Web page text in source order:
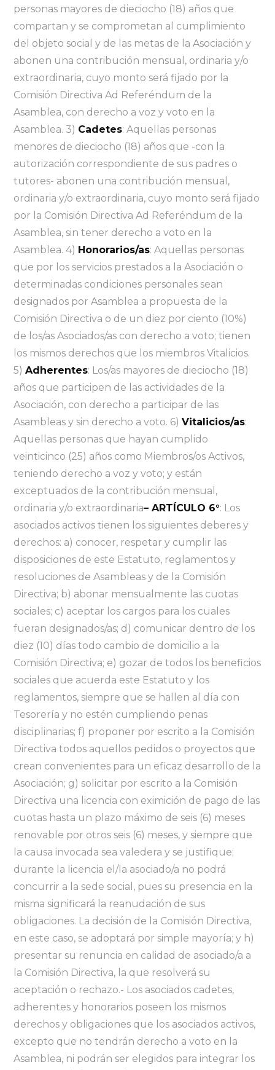
personas mayores de dieciocho (18) años que
compartan y se comprometan al cumplimiento
del objeto social y de las metas de la Asociación y
abonen una contribución mensual, ordinaria y/o
extraordinaria, cuyo monto será fijado por la
Comisión Directiva Ad Referéndum de la
Asamblea, con derecho a voz y voto en la
Asamblea. 3) Cadetes: Aquellas personas
menores de dieciocho (18) años que -con la
autorización correspondiente de sus padres o
tutores- abonen una contribución mensual,
ordinaria y/o extraordinaria, cuyo monto será fijado
por la Comisión Directiva Ad Referéndum de la
Asamblea, sin tener derecho a voto en la
Asamblea. 4) Honorarios/as: Aquellas personas
que por los servicios prestados a la Asociación o
determinadas condiciones personales sean
designados por Asamblea a propuesta de la
Comisión Directiva o de un diez por ciento (10%)
de los/as Asociados/as con derecho a voto; tienen
los mismos derechos que los miembros Vitalicios.
5)Adherentes: Los/as mayores de dieciocho (18)
años que participen de las actividades de la
Asociación, con derecho a participar de las
Asambleas y sin derecho a voto. 6)Vitalicios/as:
Aquellas personas que hayan cumplido
veinticinco (25) años como Miembros/os Activos,
teniendo derecho a voz y voto; y están
exceptuados de la contribución mensual,
ordinaria y/o extraordinaria– ARTÍCULO 6°: Los
asociados activos tienen los siguientes deberes y
derechos: a) conocer, respetar y cumplir las
disposiciones de este Estatuto, reglamentos y
resoluciones de Asambleas y de la Comisión
Directiva; b) abonar mensualmente las cuotas
sociales; c) aceptar los cargos para los cuales
fueran designados/as; d) comunicar dentro de los
diez (10) días todo cambio de domicilio a la
Comisión Directiva; e) gozar de todos los beneficios
sociales que acuerda este Estatuto y los
reglamentos, siempre que se hallen al día con
Tesorería y no estén cumpliendo penas
disciplinarias; f) proponer por escrito a la Comisión
Directiva todos aquellos pedidos o proyectos que
crean convenientes para un eficaz desarrollo de la
Asociación; g) solicitar por escrito a la Comisión
Directiva una licencia con eximición de pago de las
cuotas hasta un plazo máximo de seis (6) meses
renovable por otros seis (6) meses, y siempre que
la causa invocada sea valedera y se justifique;
durante la licencia el/la asociado/a no podrá
concurrir a la sede social, pues su presencia en la
misma significará la reanudación de sus
obligaciones. La decisión de la Comisión Directiva,
en este caso, se adoptará por simple mayoría; y h)
presentar su renuncia en calidad de asociado/a a
la Comisión Directiva, la que resolverá su
aceptación o rechazo.- Los asociados cadetes,
adherentes y honorarios poseen los mismos
derechos y obligaciones que los asociados activos,
excepto que no tendrán derecho a voto en la
Asamblea, ni podrán ser elegidos para integrar los